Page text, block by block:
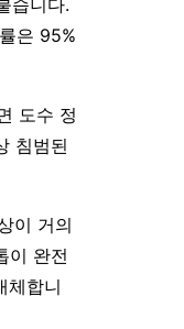
은 95%
도수 정
침범된
이 거의
이 완전
체합니